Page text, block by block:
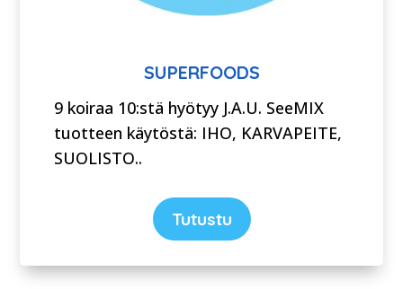
SUPERFOODS
9 koiraa 10:stä hyötyy J.A.U. SeeMIX
tuotteen käytöstä: IHO, KARVAPEITE,
SUOLISTO..
Tutustu